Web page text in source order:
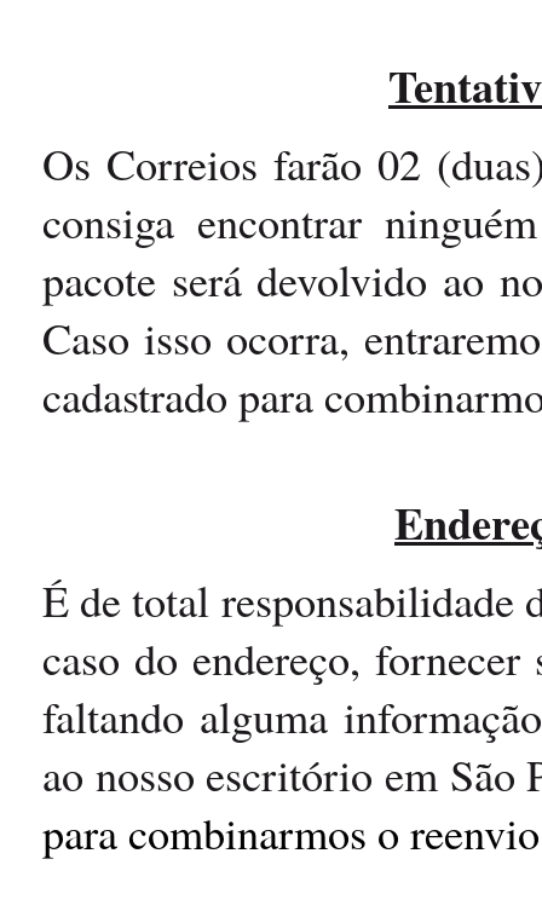
Os Correios farão 02
consiga encontrar
pacote será devolvido ao
Caso isso ocorra,
cadastrado para
É de total responsabilidade
caso do endereço, fornecer
faltando alguma
ao nosso escritório em
para combinarmos o